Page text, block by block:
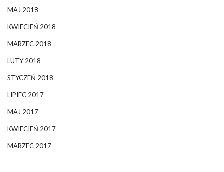
MAJ 2018
KWIECIEŃ 2018
MARZEC 2018
LUTY 2018
STYCZEŃ 2018
LIPIEC 2017
MAJ 2017
KWIECIEŃ 2017
MARZEC 2017